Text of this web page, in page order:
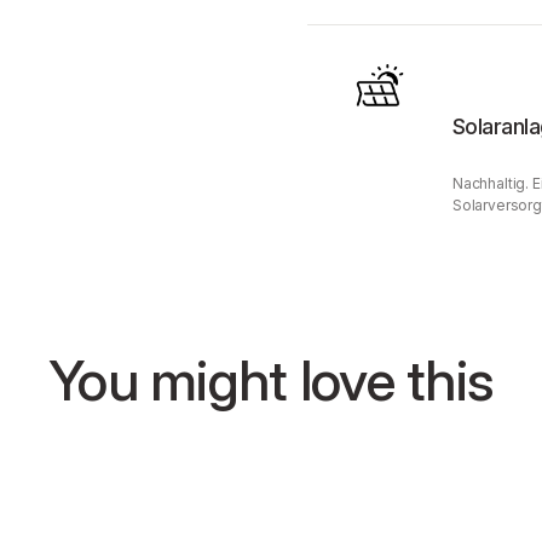
Nachhaltig.
You might love this